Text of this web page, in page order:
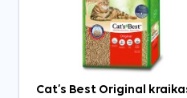
Cat’s Best Original